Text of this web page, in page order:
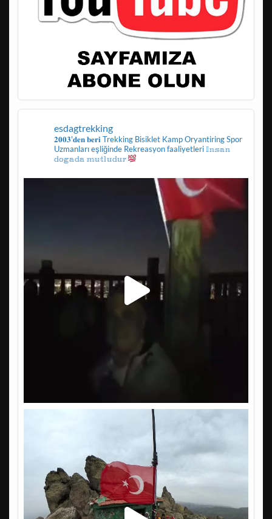
esdagtrekking
𝟐𝟎𝟎𝟑'𝐝𝐞𝐧 𝐛𝐞𝐫𝐢 TrekkingBisikletKampOryantiringSpor
Uzmanları eşliğinde Rekreasyon faaliyetleri𝕀𝕟𝕤𝕒𝕟
𝕕𝕠𝕘𝕒𝕕𝕒 𝕞𝕦𝕥𝕝𝕦𝕕𝕦𝕣